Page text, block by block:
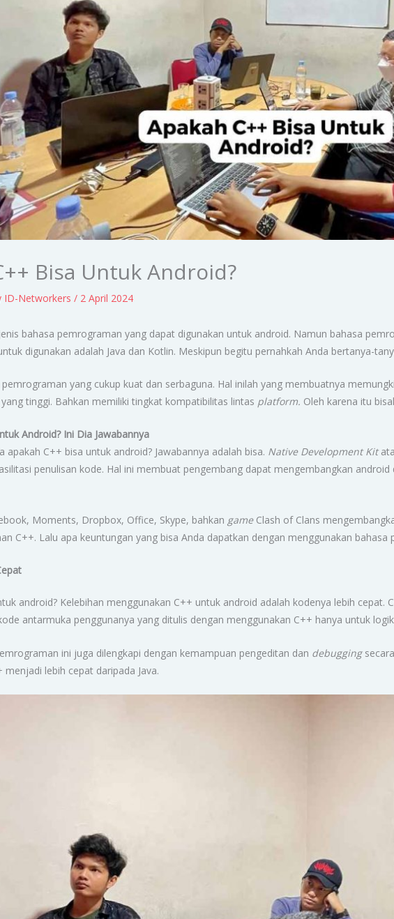
Bisa Untuk Android?
ID-Networkers/ 2 April 2024
bahasa pemrograman yang dapat digunakan untuk android. Namun bahasa
digunakan adalah Java dan Kotlin. Meskipun begitu pernahkah Anda bertanya-
pemrograman yang cukup kuat dan serbaguna. Hal inilah yang membuatnya
tinggi. Bahkan memiliki tingkat kompatibilitas lintas platform. Oleh karena itu
Android? Ini Dia Jawabannya
apakah C++ bisa untuk android? Jawabannya adalah bisa. Native Development Kit
penulisan kode. Hal ini membuat pengembang dapat mengembangkan
Moments, Dropbox, Office, Skype, bahkan game Clash of Clans
C++. Lalu apa keuntungan yang bisa Anda dapatkan dengan menggunakan
android? Kelebihan menggunakan C++ untuk android adalah kodenya lebih cepat.
antarmuka penggunanya yang ditulis dengan menggunakan C++ hanya untuk
ini juga dilengkapi dengan kemampuan pengeditan dan debugging
lebih cepat daripada Java.